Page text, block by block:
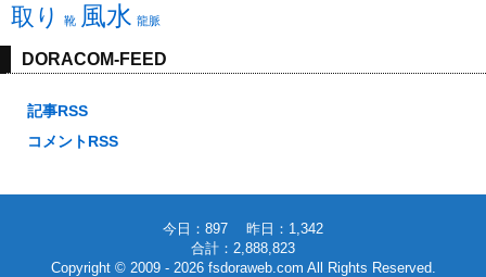
取り
靴 風水 龍脈
DORACOM-FEED
記事RSS
コメントRSS
今日：897 昨日：1,342
合計：2,888,823
Copyright © 2009 - 2026 fsdoraweb.com All Rights Reserved.